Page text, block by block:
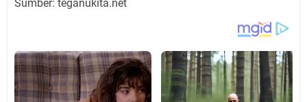
Sumber: teganukita.net